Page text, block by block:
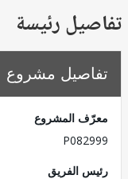
رئيسة
مشروع
المشروع
الفريق